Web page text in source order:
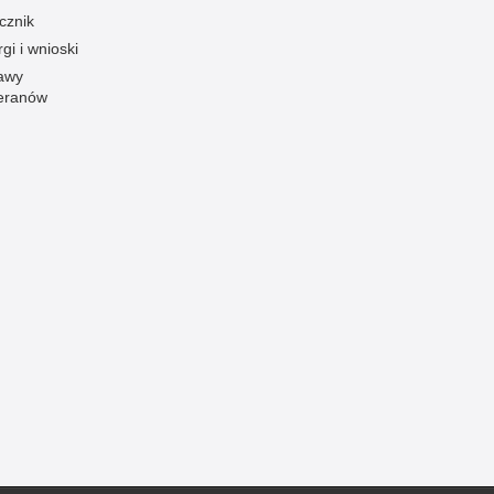
i odważni
i wnioski